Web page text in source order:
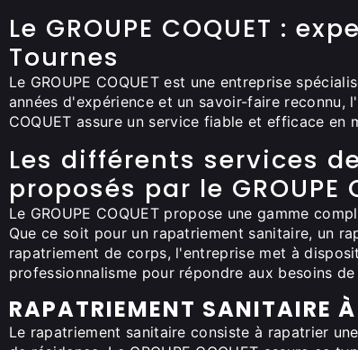
Le GROUPE COQUET :
Tournes
Le GROUPE COQUET est une entreprise
années d'expérience et un savoir-faire reconnu,
COQUET assure un service fiable et efficace en
Les différents services
proposés par le GROUPE
Le GROUPE COQUET propose une gamme
Que ce soit pour un rapatriement sanitaire, un
rapatriement de corps, l'entreprise met à
professionnalisme pour répondre aux besoins
RAPATRIEMENT SANITAIRE
Le rapatriement sanitaire consiste à rapatrier